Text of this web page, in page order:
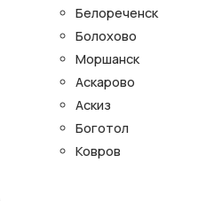
Белореченск
Болохово
Моршанск
Аскарово
Аскиз
Боготол
Ковров